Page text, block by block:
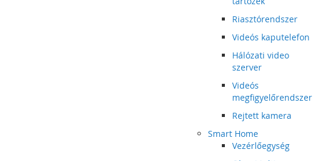
Riasztórendszer
Videós kaputelefon
Hálózati video
szerver
Videós
megfigyelőrendszer
Rejtett kamera
Smart Home
Vezérlőegység